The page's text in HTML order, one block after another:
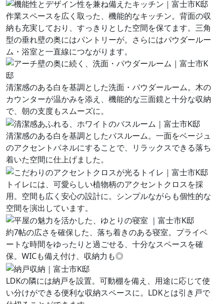
作業スペースを広く取った、機能的なキッチン。背面の収
納も充実しており、すっきりとした空間を保てます。三角
型の垂れ壁の奥にはパントリーが。さらにはパウダールー
ム・浴室と一直線につながります。
清潔感のある白を基調とした洗面・パウダールーム。木の
カウンターが温かみを添え、機能的な三面鏡と十分な収納
で、朝の支度もスムーズに。
清潔感のある白を基調としたバスルーム。一面をベージュ
のアクセントパネルにすることで、リラックスできる落ち
着いた空間に仕上げました。
トイレには、可愛らしい植物柄のアクセントクロスを採
用。空間も広く安心の設計に。シンプルながらも個性的な
空間を演出しています。
約7帖の広さを確保した、落ち着きのある寝室。プライベ
ートな時間をゆったりと過ごせる、十分なスペースを確
保。WICも備え付け、収納力も◎
LDKの隣には納戸を設置。可動棚を備え、用途に応じて使
い分けができる便利な収納スペースに。LDKとは引き戸で